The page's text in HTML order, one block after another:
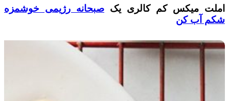
املت میکس کم کالری یک صبحانه رژیمی خوشمزه
شکم آب کن